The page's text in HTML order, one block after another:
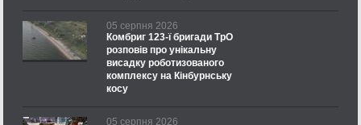
05 серпня 2026
Комбриг 123-ї бригади ТрО
розповів про унікальну
висадку роботизованого
комплексу на Кінбурнську
косу
05 серпня 2026